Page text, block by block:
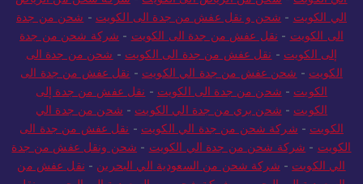
الي الكويت - شحن و نقل عفش من جدة الى الكويت - شحن من جدة
الى الكويت - نقل عفش من جدة الى الكويت - شركة شحن من جدة
إلى الكويت - نقل عفش من جدة الى الكويت - شحن من جدة الى
الكويت - شحن عفش من جدة الي الكويت - نقل عفش من جدة الى
الكويت - شحن من جدة الى الكويت - نقل عفش من جدة إلى
الكويت - شحن بري من جدة الي الكويت - شحن من جدة الي
الكويت - شركة شحن من جدة الي الكويت - نقل عفش من جدة الى
الكويت - شركة شحن من جدة الي الكويت - شحن ونقل عفش من جدة
الي الكويت - شركة شحن من السعودية الي البحرين - نقل عفش من